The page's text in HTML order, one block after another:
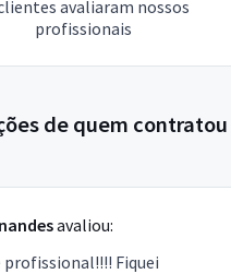
avaliaram nossos
profissionais
de quem contratou
avaliou:
profissional!!!! Fiquei